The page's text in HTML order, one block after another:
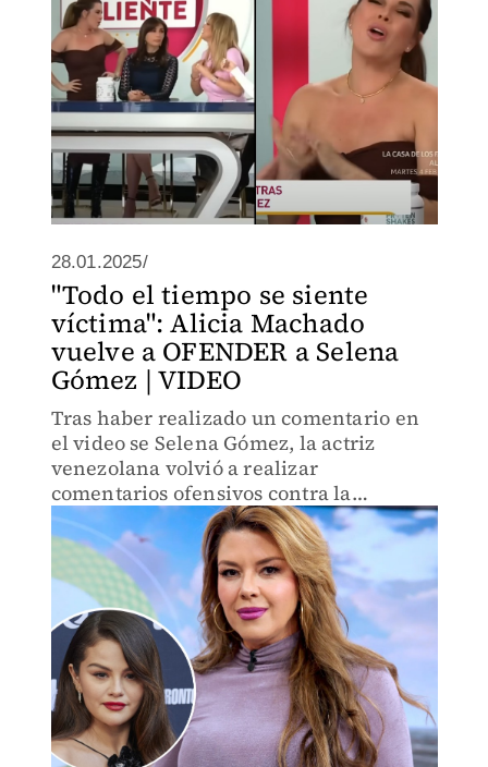
28.01.2025/
"Todo el tiempo se siente
víctima": Alicia Machado
vuelve a OFENDER a Selena
Gómez | VIDEO
Tras haber realizado un comentario en
el video se Selena Gómez, la actriz
venezolana volvió a realizar
comentarios ofensivos contra la
cantante.